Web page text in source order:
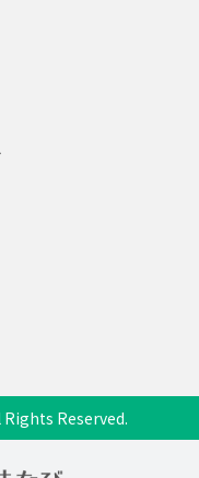
Reserved.